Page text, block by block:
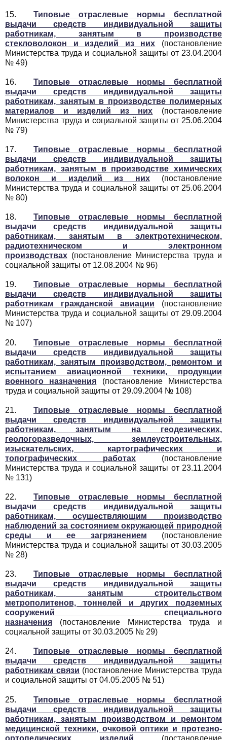
15. Типовые отраслевые нормы бесплатной
выдачи средств индивидуальной защиты
работникам, занятым в производстве
стекловолокон и изделий из них (постановление
Министерства труда и социальной защиты от 23.04.2004
№ 49)
16. Типовые отраслевые нормы бесплатной
выдачи средств индивидуальной защиты
работникам, занятым в производстве полимерных
материалов и изделий из них (постановление
Министерства труда и социальной защиты от 25.06.2004
№ 79)
17. Типовые отраслевые нормы бесплатной
выдачи средств индивидуальной защиты
работникам, занятым в производстве химических
волокон и изделий из них(постановление
Министерства труда и социальной защиты от 25.06.2004
№ 80)
18. Типовые отраслевые нормы бесплатной
выдачи средств индивидуальной защиты
работникам, занятым в электротехническом,
радиотехническом и электронном
производствах (постановление Министерства труда и
социальной защиты от 12.08.2004 № 96)
19. Типовые отраслевые нормы бесплатной
выдачи средств индивидуальной защиты
работникам гражданской авиации (постановление
Министерства труда и социальной защиты от 29.09.2004
№ 107)
20. Типовые отраслевые нормы бесплатной
выдачи средств индивидуальной защиты
работникам, занятым производством, ремонтом и
испытанием авиационной техники, продукции
военного назначения (постановление Министерства
труда и социальной защиты от 29.09.2004 № 108)
21. Типовые отраслевые нормы бесплатной
выдачи средств индивидуальной защиты
работникам, занятым на геодезических,
геологоразведочных, землеустроительных,
изыскательских, картографических и
топографических работах (постановление
Министерства труда и социальной защиты от 23.11.2004
№ 131)
22. Типовые отраслевые нормы бесплатной
выдачи средств индивидуальной защиты
работникам, осуществляющим производство
наблюдений за состоянием окружающей природной
среды и ее загрязнением (постановление
Министерства труда и социальной защиты от 30.03.2005
№ 28)
23. Типовые отраслевые нормы бесплатной
выдачи средств индивидуальной защиты
работникам, занятым строительством
метрополитенов, тоннелей и других подземных
сооружений специального
назначения (постановление Министерства труда и
социальной защиты от 30.03.2005 № 29)
24. Типовые отраслевые нормы бесплатной
выдачи средств индивидуальной защиты
работникам связи (постановление Министерства труда
и социальной защиты от 04.05.2005 № 51)
25. Типовые отраслевые нормы бесплатной
выдачи средств индивидуальной защиты
работникам, занятым производством и ремонтом
медицинской техники, очковой оптики и протезно-
ортопедических изделий (постановление